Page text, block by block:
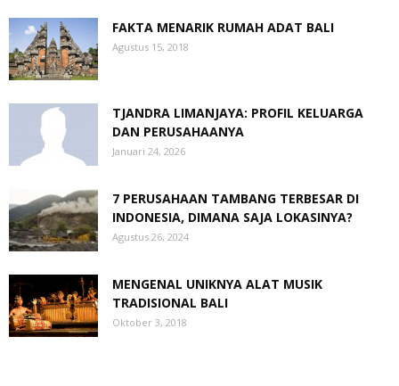
FAKTA MENARIK RUMAH ADAT BALI
Agustus 15, 2018
TJANDRA LIMANJAYA: PROFIL KELUARGA
DAN PERUSAHAANYA
Januari 24, 2026
7 PERUSAHAAN TAMBANG TERBESAR DI
INDONESIA, DIMANA SAJA LOKASINYA?
Agustus 26, 2024
MENGENAL UNIKNYA ALAT MUSIK
TRADISIONAL BALI
Oktober 3, 2018